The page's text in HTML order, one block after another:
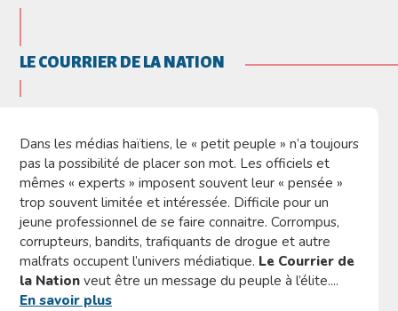
LE COURRIER DE LA NATION
Dans les médias haïtiens, le « petit peuple » n’a toujours
pas la possibilité de placer son mot. Les officiels et
mêmes « experts » imposent souvent leur « pensée »
trop souvent limitée et intéressée. Difficile pour un
jeune professionnel de se faire connaitre. Corrompus,
corrupteurs, bandits, trafiquants de drogue et autre
malfrats occupent l’univers médiatique. Le Courrier de
la Nationveut être un message du peuple à l’élite....
En savoir plus